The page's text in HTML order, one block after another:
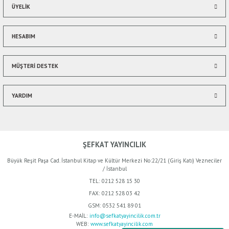
ÜYELİK
HESABIM
MÜŞTERİ DESTEK
YARDIM
ŞEFKAT YAYINCILIK
Büyük Reşit Paşa Cad. İstanbul Kitap ve Kültür Merkezi No:22/21 (Giriş Katı) Vezneciler
/ İstanbul
TEL: 0212 528 15 30
FAX: 0212 528 03 42
GSM: 0532 541 89 01
E-MAİL: info@sefkatyayincilik.com.tr
WEB: www.sefkatyayincilik.com